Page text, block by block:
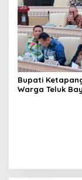
Bupati
Warga Teluk